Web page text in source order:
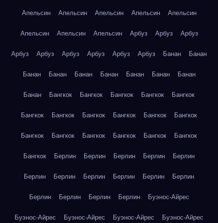
Апельсин Апельсин Апельсин Апельсин Апельсин
Апельсин Апельсин Апельсин Арбуз Арбуз Арбуз
Арбуз Арбуз Арбуз Арбуз Арбуз Арбуз Банан Банан
Банан Банан Банан Банан Банан Банан Банан
Банан Бангкок Бангкок Бангкок Бангкок Бангкок
Бангкок Бангкок Бангкок Бангкок Бангкок Бангкок
Бангкок Бангкок Бангкок Бангкок Бангкок Бангкок
Бангкок Берлин Берлин Берлин Берлин Берлин
Берлин Берлин Берлин Берлин Берлин Берлин
Берлин Берлин Берлин Берлин Буэнос-Айрес
Буэнос-Айрес Буэнос-Айрес Буэнос-Айрес Буэнос-Айрес